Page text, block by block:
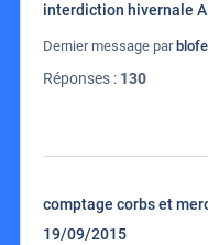
interdiction hivernale
Dernier message par
Réponses : 130
comptage corbs et
19/09/2015